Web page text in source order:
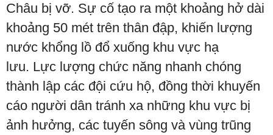
Châu bị vỡ. Sự cố tạo ra một khoảng hở dài
khoảng 50 mét trên thân đập, khiến lượng
nước khổng lồ đổ xuống khu vực hạ
lưu. Lực lượng chức năng nhanh chóng
thành lập các đội cứu hộ, đồng thời khuyến
cáo người dân tránh xa những khu vực bị
ảnh hưởng, các tuyến sông và vùng trũng